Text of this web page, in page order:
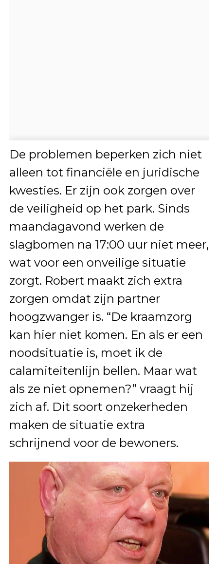
De problemen beperken zich niet
alleen tot financiële en juridische
kwesties. Er zijn ook zorgen over
de veiligheid op het park. Sinds
maandagavond werken de
slagbomen na 17:00 uur niet meer,
wat voor een onveilige situatie
zorgt. Robert maakt zich extra
zorgen omdat zijn partner
hoogzwanger is. “De kraamzorg
kan hier niet komen. En als er een
noodsituatie is, moet ik de
calamiteitenlijn bellen. Maar wat
als ze niet opnemen?” vraagt hij
zich af. Dit soort onzekerheden
maken de situatie extra
schrijnend voor de bewoners.